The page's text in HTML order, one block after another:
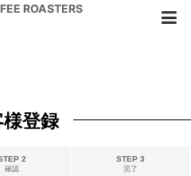
ROASTERS
様登録
2
確認
STEP 3
完了